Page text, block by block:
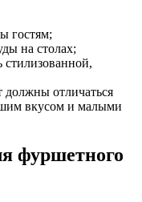
гостям;
на столах;
стилизованной,
должны отличаться
вкусом и малыми
фуршетного